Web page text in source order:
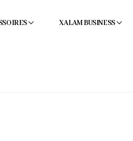
XALAM BUSINESS